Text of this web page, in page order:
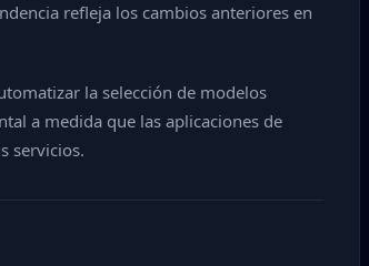
refleja los cambios anteriores en
la selección de modelos
a medida que las aplicaciones de
servicios.